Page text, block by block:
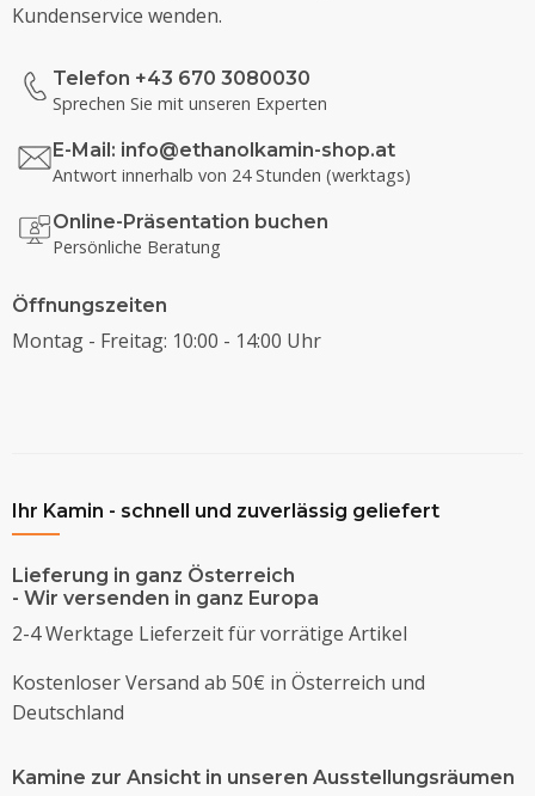
Kundenservice wenden.
Telefon +43 670 3080030
Sprechen Sie mit unseren Experten
E-Mail: info@ethanolkamin-shop.at
Antwort innerhalb von 24 Stunden (werktags)
Online-Präsentation buchen
Persönliche Beratung
Öffnungszeiten
Montag - Freitag: 10:00 - 14:00 Uhr
Ihr Kamin - schnell und zuverlässig geliefert
Lieferung in ganz Österreich
- Wir versenden in ganz Europa
2-4 Werktage Lieferzeit für vorrätige Artikel
Kostenloser Versand ab 50€ in Österreich und
Deutschland
Kamine zur Ansicht in unseren Ausstellungsräumen